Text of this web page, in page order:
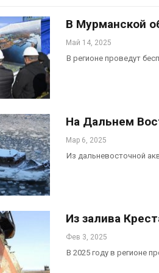
В Мурманской
Май 14, 2025
В регионе проведут
На Дальнем
Мар 6, 2025
Из дальневосточной
Из залива
Фев 3, 2025
В 2025 году в регионе
Авг 6,